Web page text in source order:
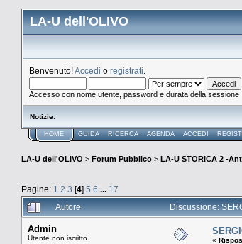
LA-U dell'OLIVO
Benvenuto!Accedi o registrati
Accesso con nome utente, password e durata della sessione
Notizie:
HOME GUIDA RICERCA AGENDA ACCEDI
LA-U dell'OLIVO > Forum Pubblico > LA-U STORICA 2 -
Pagine: 1 2 3 [4] 5 6 ... 17
Autore Discussione:
Admin
Utente non iscritto «